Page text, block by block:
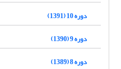
دوره 10 (1391)
دوره 9 (1390)
دوره 8 (1389)